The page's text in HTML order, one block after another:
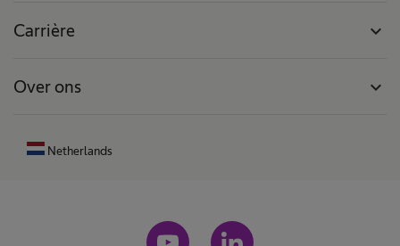
Carrière expand_more
Over ons expand_more
Netherlands